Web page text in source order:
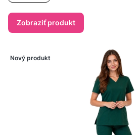
Zobraziť produkt
Nový produkt